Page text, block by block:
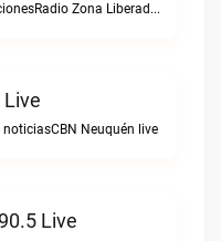
24hs de buenas cancionesRadio Zona Liberada live
Live
Neuquén live
Live